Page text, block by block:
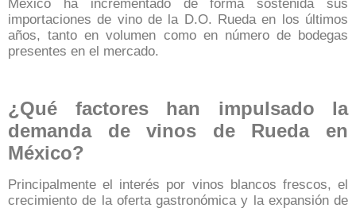
México ha incrementado de forma sostenida sus
importaciones de vino de la D.O. Rueda en los últimos
años, tanto en volumen como en número de bodegas
presentes en el mercado.
¿Qué factores han impulsado la
demanda de vinos de Rueda en
México?
Principalmente el interés por vinos blancos frescos, el
crecimiento de la oferta gastronómica y la expansión de